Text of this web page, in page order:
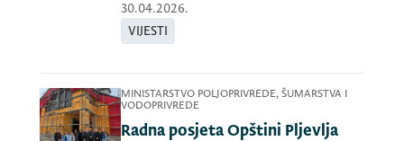
30.04.2026.
VIJESTI
MINISTARSTVO POLJOPRIVREDE, ŠUMARSTVA I
VODOPRIVREDE
Radna posjeta Opštini Pljevlja